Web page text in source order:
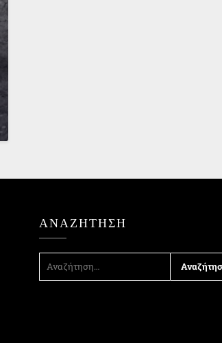
ΑΝΑΖΉΤΗΣΗ
ΓΙΑ: